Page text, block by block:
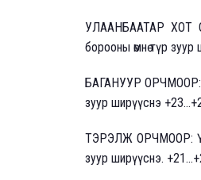
УЛААНБААТАР ХОТ
борооны өмнө түр
БАГАНУУР ОРЧМООР:
зуур ширүүснэ
ТЭРЭЛЖ ОРЧМООР:
зуур ширүүснэ.